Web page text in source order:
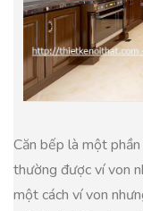
Căn bếp là một
thường được ví von
một cách ví von